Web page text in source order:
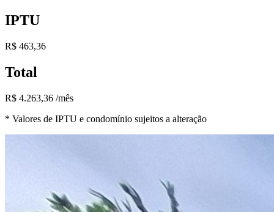
IPTU
R$ 463,36
Total
R$ 4.263,36 /mês
* Valores de IPTU e condomínio sujeitos a alteração